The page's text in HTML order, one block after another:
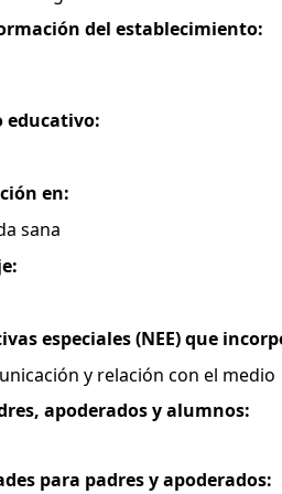
del establecimiento:
educativo:
en:
sana
especiales (NEE) que
y relación con el medio
apoderados y alumnos:
para padres y apoderados: